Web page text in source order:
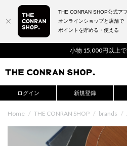
小物 15,000円以上で
ログイン 新規登録
Home / THE CONRAN SHOP / brands /
THE CONRAN SHOP公式ア
オンラインショップと店舗で
ポイントを貯める・使える